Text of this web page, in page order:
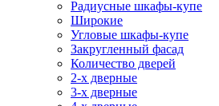
Радиусные шкафы-купе
Широкие
Угловые шкафы-купе
Закругленный фасад
Количество дверей
2-х дверные
3-х дверные